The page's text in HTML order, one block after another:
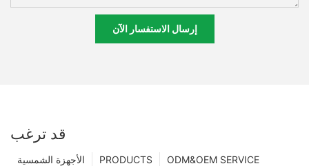
إرسال الاستفسار الآن
قد ترغب
ODM&OEM SERVICE
PRODUCTS الأجهزة الشمسية